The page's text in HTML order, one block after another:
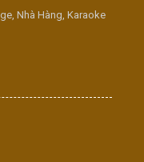
Nhà Hàng, Karaoke